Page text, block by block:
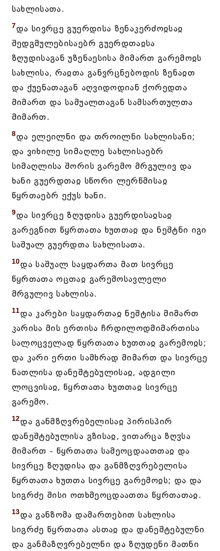
სახლისათა.
7და სივრცე გუერდისა ზენაკერძოჲსაჲ
შედგმულებისაებრ გუერდთაჲსა
ზღუდისაგან უზენაესისა მიმართ გარემოჲს
სახლისა, რაჲთა განვრცნებოდის ზენაჲთ
და ქუენათაგან აღვიდოდიან ქორედთა
მიმართ და საშუალთაგან სამსართულთა
მიმართ.
8და ელეილნი და თროილნი სახლისანი;
და ვიხილე სიმაღლე სახლისაებრ
სიმაღლისა შორის გარემო მრგულივ და
ხანი გუერდთაჲ სწორი ლერწმისაჲ
წყრთაებრ ექუს ხანი.
9და სივრცე ზღუდისა გუერდისაჲსაჲ
გარეგნით წყრთათა ხუთთაჲ და ნეშტნი იგი
საშუალ გუერდთა სახლისათა.
10და საშუალ საყდართა მათ სივრცე
წყრთათა ოცთაჲ გარემოსავლელი
მრგულივ სახლისა.
11და კარები საყდართაჲ ნეშტისა მიმართ
კარისა მის ერთისა ჩრდილოდმიმართისა
სალოცველად წყრთათა ხუთთაჲ გარემოჲს;
და კარი ერთი სამხრად მიმართ და სივრცე
ნათლისა დანეშტებულისაჲ, ადგილი
ლოცვისაჲ, წყრთათა ხუთთაჲ სივრცე
გარემო.
12და განმზღვრებელისაჲ პირისპირ
დანეშტებულისა გზისაჲ, ვითარცა ზღჳსა
მიმართ - წყრთათა სამეოცდაათთაჲ და
სივრცე ზღუდისა და განმზღვრებელისა
წყრთათა ხუთთა სივრცე გარემოჲს; და და
სიგრძე მისი ოთხმეოცდაათთა წყრთათაჲ.
13და განზომა დამართებით სახლისა
სიგრძე წყრთათა ასთაჲ და დანეშტებულნი
და განმაზღვრებელნი და ზღუდენი მათნი